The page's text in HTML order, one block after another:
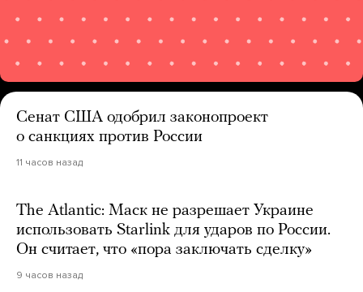
Сенат США одобрил законопроект
о санкциях против России
11 часов назад
The Atlantic: Маск не разрешает Украине
использовать Starlink для ударов по России.
Он считает, что «пора заключать сделку»
9 часов назад